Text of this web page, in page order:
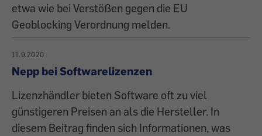
etwa wie bei Verstößen gegen die EU
Geoblocking Verordnung melden.
11.9.2020
Nepp bei Softwarelizenzen
Lizenzhändler bieten Software oft zu viel
günstigeren Preisen an als die Hersteller. In
diesem Beitrag finden sich Informationen, was